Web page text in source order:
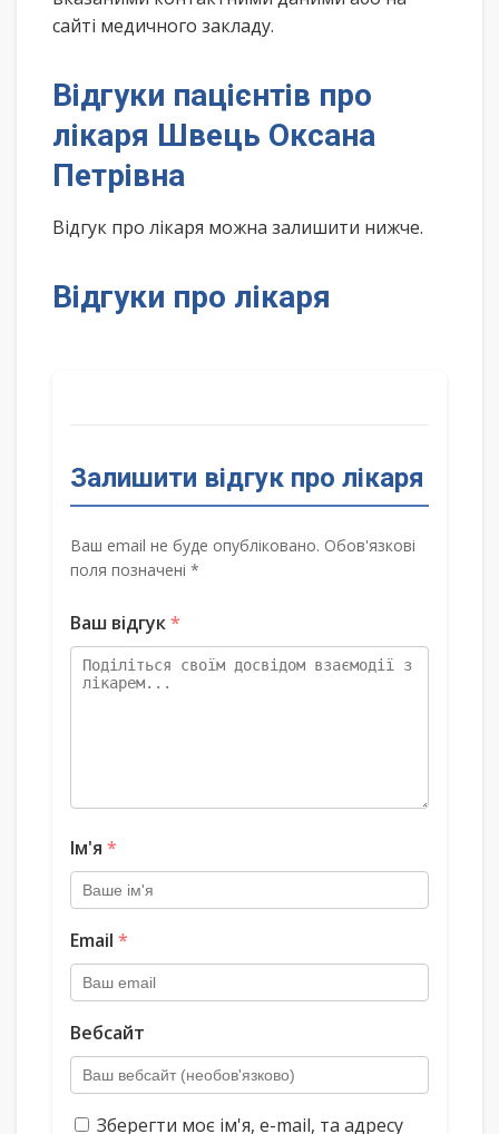
сайті медичного закладу.
Відгуки пацієнтів про
лікаря Швець Оксана
Петрівна
Відгук про лікаря можна залишити нижче.
Відгуки про лікаря
Залишити відгук про лікаря
Ваш email не буде опубліковано. Обов'язкові
поля позначені *
Ваш відгук*
Ім'я *
Email *
Вебсайт
Зберегти моє ім'я, e-mail, та адресу